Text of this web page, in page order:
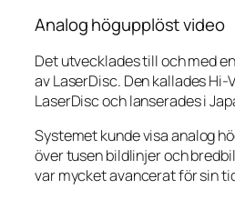
Analog högupplöst video
Det utvecklades till och med
av LaserDisc. Den kallades Hi-
LaserDisc och lanserades i
Systemet kunde visa analog
över tusen bildlinjer och
var mycket avancerat för sin